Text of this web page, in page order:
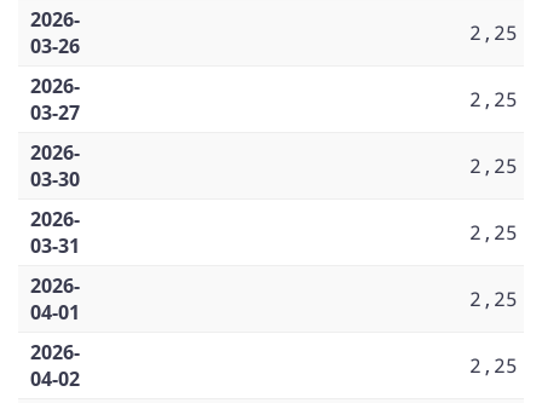
2026-
03-26
2,25
2026-
03-27
2,25
2026-
03-30
2,25
2026-
03-31
2,25
2026-
04-01
2,25
2026-
04-02
2,25